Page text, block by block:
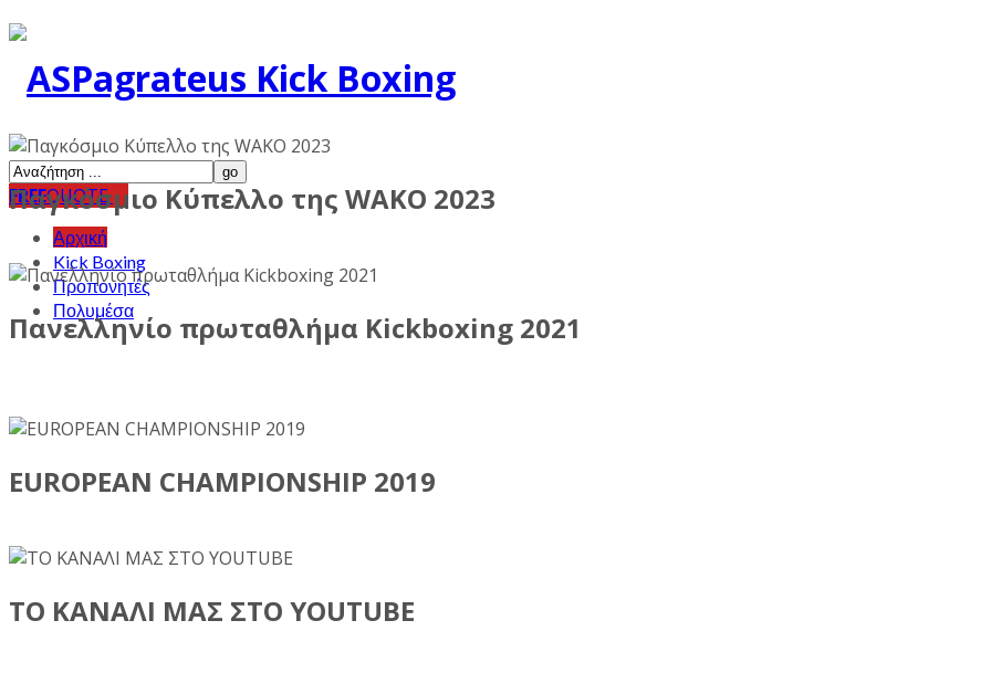
FREEQUOTE
Αρχική
Kick Boxing
Προπονητές
Πολυμέσα
Παγκόσμιο Κύπελλο της WAKO 2023
Πανελληνίο πρωταθλήμα Kickboxing 2021
EUROPEAN CHAMPIONSHIP 2019
ΤΟ ΚΑΝΑΛΙ ΜΑΣ ΣΤΟ YOUTUBE